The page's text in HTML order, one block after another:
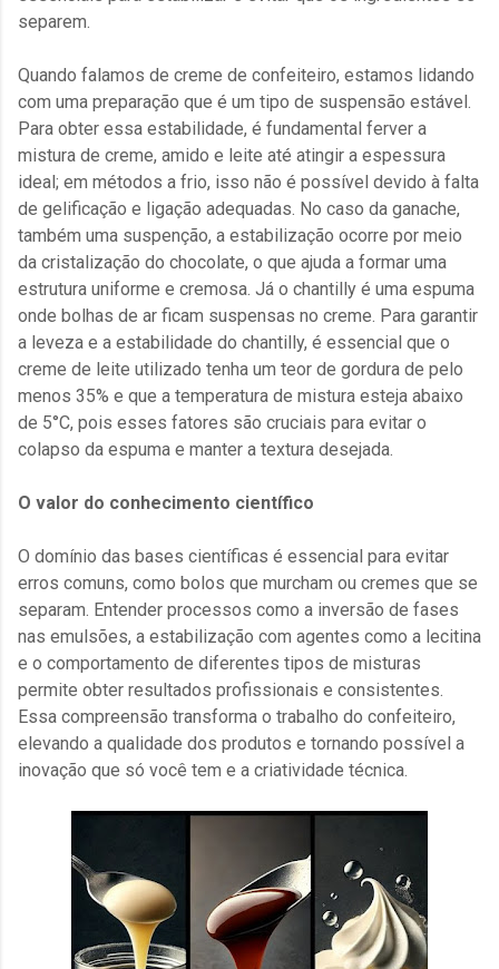
separem.
Quando falamos de creme de confeiteiro, estamos lidando
com uma preparação que é um tipo de suspensão estável.
Para obter essa estabilidade, é fundamental ferver a
mistura de creme, amido e leite até atingir a espessura
ideal; em métodos a frio, isso não é possível devido à falta
de gelificação e ligação adequadas. No caso da ganache,
também uma suspenção, a estabilização ocorre por meio
da cristalização do chocolate, o que ajuda a formar uma
estrutura uniforme e cremosa. Já o chantilly é uma espuma
onde bolhas de ar ficam suspensas no creme. Para garantir
a leveza e a estabilidade do chantilly, é essencial que o
creme de leite utilizado tenha um teor de gordura de pelo
menos 35% e que a temperatura de mistura esteja abaixo
de 5°C, pois esses fatores são cruciais para evitar o
colapso da espuma e manter a textura desejada.
O valor do conhecimento científico
O domínio das bases científicas é essencial para evitar
erros comuns, como bolos que murcham ou cremes que se
separam. Entender processos como a inversão de fases
nas emulsões, a estabilização com agentes como a lecitina
e o comportamento de diferentes tipos de misturas
permite obter resultados profissionais e consistentes.
Essa compreensão transforma o trabalho do confeiteiro,
elevando a qualidade dos produtos e tornando possível a
inovação que só você tem e a criatividade técnica.